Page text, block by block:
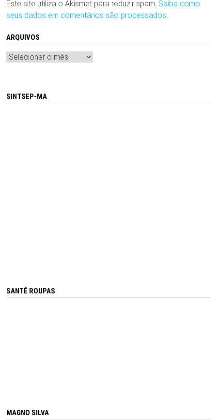
Este site utiliza o Akismet para reduzir spam. Saiba como
seus dados em comentários são processados
ARQUIVOS
Arquivos
SINTSEP-MA
SANTÊ ROUPAS
MAGNO SILVA